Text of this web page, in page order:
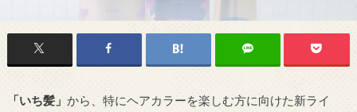
「いち髪」 から、特にヘアカラーを楽しむ方に向けた新ライ